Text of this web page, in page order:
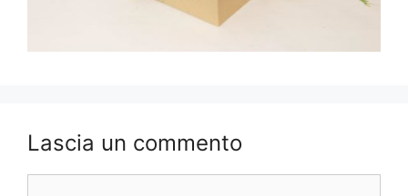
Lascia un commento